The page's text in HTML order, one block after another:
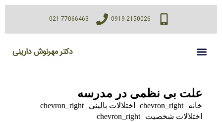
0919-2150026
021-77066463
دکتر مهرنوش دارینی
علت بی نظمی در مدرسه
خانه chevron_right اختلالات بالینی chevron_right
اختلالات شخصيت chevron_right